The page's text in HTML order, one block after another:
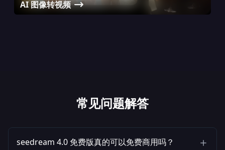
AI 图像转视频
AI 亲吻视频生成器
常见问题解答
seedream 4.0 免费版真的可以免费商用吗？